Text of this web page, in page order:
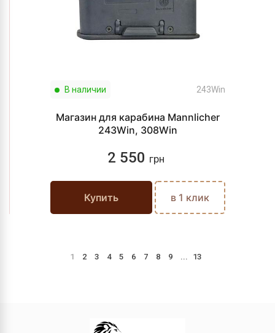
В наличии 243Win
Магазин для карабина Mannlicher
243Win, 308Win
2 550 грн
Купить в 1 клик
1 2 3 4 5 6 7 8 9 ... 13